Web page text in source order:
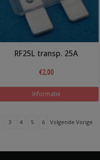
RF25L transp. 25A
€2,00
Informatie
3 4 5 6 Volgende Vorige